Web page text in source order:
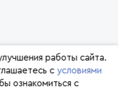
работы сайта.
с условиями
ознакомиться с